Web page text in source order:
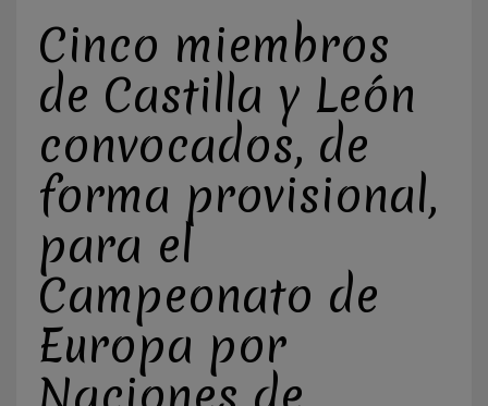
Cinco miembros
de Castilla y León
convocados, de
forma provisional,
para el
Campeonato de
Europa por